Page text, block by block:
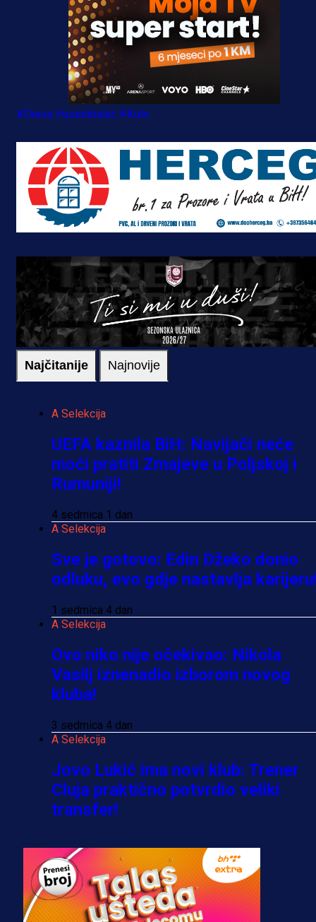
#Denis Huseinbašić #Koln
Najčitanije Najnovije
A Selekcija
UEFA kaznila BiH: Navijači neće
moći pratiti Zmajeve u Poljskoj i
Rumuniji!
4 sedmica 1 dan
A Selekcija
Sve je gotovo: Edin Džeko donio
odluku, evo gdje nastavlja
1 sedmica 4 dan
A Selekcija
Ovo niko nije očekivao: Nikola
Vasilj iznenadio izborom novog
kluba!
3 sedmica 4 dan
A Selekcija
Jovo Lukić ima novi klub: Trener
Cluja praktično potvrdio veliki
transfer!
A Selekcija
Stigla potvrda od predsjednika
kluba: Jovo Lukić uskoro pravi